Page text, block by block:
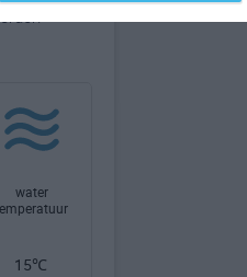
water
15℃